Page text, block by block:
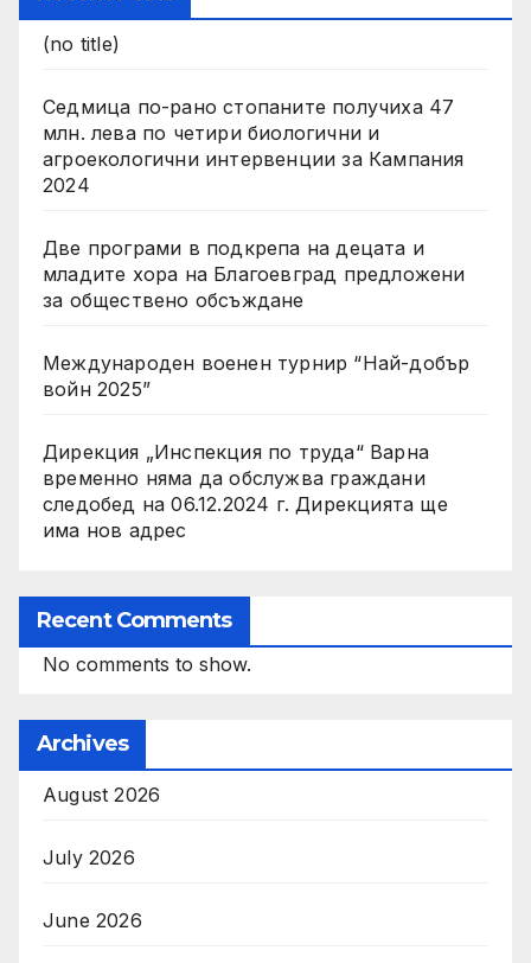
(no title)
Седмица по-рано стопаните получиха 47
млн. лева по четири биологични и
агроекологични интервенции за Кампания
2024
Две програми в подкрепа на децата и
младите хора на Благоевград предложени
за обществено обсъждане
Международен военен турнир “Най-добър
войн 2025”
Дирекция „Инспекция по труда“ Варна
временно няма да обслужва граждани
следобед на 06.12.2024 г. Дирекцията ще
има нов адрес
Recent Comments
No comments to show.
Archives
August 2026
July 2026
June 2026